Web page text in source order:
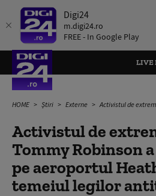
Digi24
m.digi24.ro
FREE - In Google Play
LIVE
HOME Știri Externe Activistul de extremă dreapta Tommy
Activistul de
Tommy Robinson
pe aeroportul
temeiul legilor